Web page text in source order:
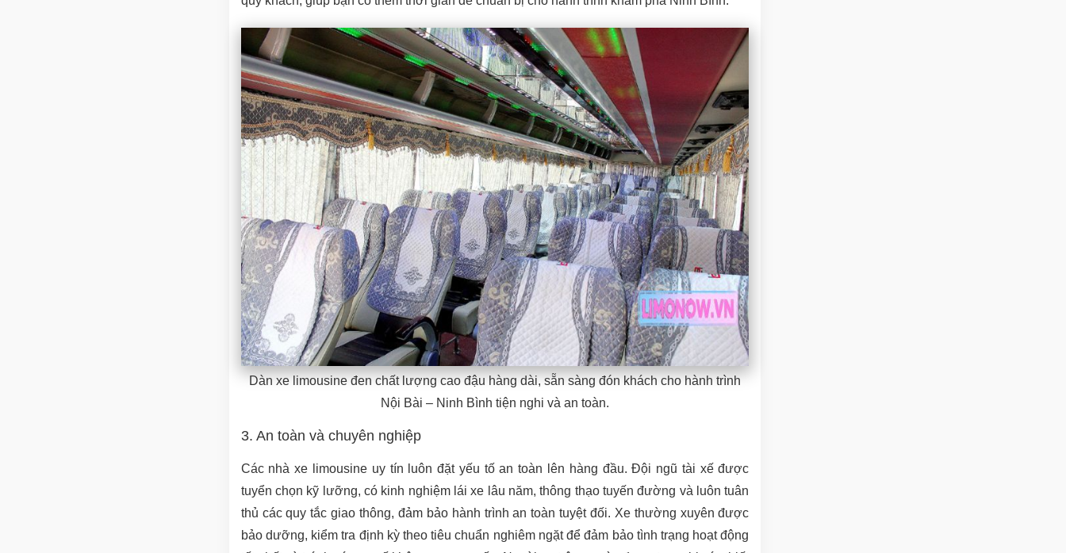
Dàn xe limousine đen chất lượng cao đậu hàng dài, sẵn sàng đón khách cho hành trình
Nội Bài – Ninh Bình tiện nghi và an toàn.
3. An toàn và chuyên nghiệp
Các nhà xe limousine uy tín luôn đặt yếu tố an toàn lên hàng đầu. Đội ngũ tài xế được
tuyển chọn kỹ lưỡng, có kinh nghiệm lái xe lâu năm, thông thạo tuyến đường và luôn tuân
thủ các quy tắc giao thông, đảm bảo hành trình an toàn tuyệt đối. Xe thường xuyên được
bảo dưỡng, kiểm tra định kỳ theo tiêu chuẩn nghiêm ngặt để đảm bảo tình trạng hoạt động